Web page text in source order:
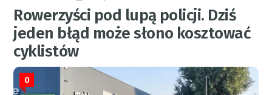
Rowerzyści pod lupą policji. Dziś
jeden błąd może słono kosztować
cyklistów
0